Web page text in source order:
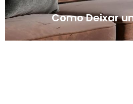
Como Deixar